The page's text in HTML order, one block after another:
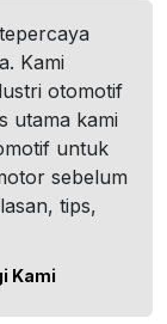
Kami
otomotif
utama kami
untuk
sebelum
tips,
Kami